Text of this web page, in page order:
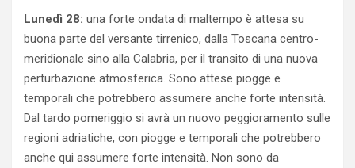
Lunedì 28: una forte ondata di maltempo è attesa su
buona parte del versante tirrenico, dalla Toscana centro-
meridionale sino alla Calabria, per il transito di una nuova
perturbazione atmosferica. Sono attese piogge e
temporali che potrebbero assumere anche forte intensità.
Dal tardo pomeriggio si avrà un nuovo peggioramento sulle
regioni adriatiche, con piogge e temporali che potrebbero
anche qui assumere forte intensità. Non sono da